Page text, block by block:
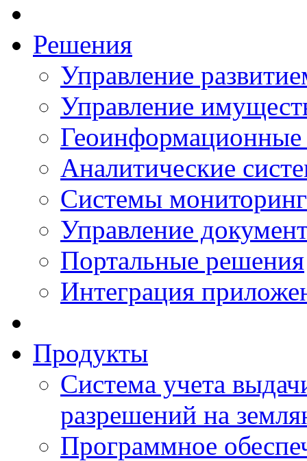
Решения
Управление
Управление
Аналитические
Системы
Управление
Портальные решения
Интеграция
Продукты
Система учета
разрешений на
Программное